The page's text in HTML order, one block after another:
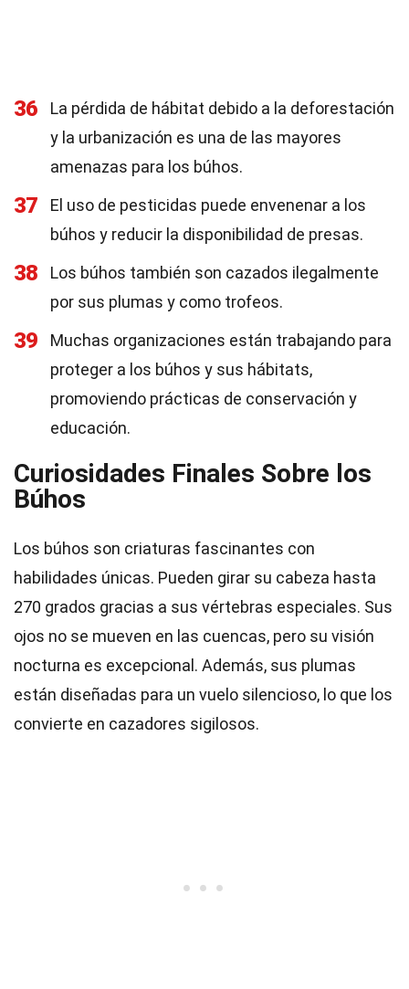
36
La pérdida de hábitat debido a la deforestación
y la urbanización es una de las mayores
amenazas para los búhos.
37
El uso de pesticidas puede envenenar a los
búhos y reducir la disponibilidad de presas.
38
Los búhos también son cazados ilegalmente
por sus plumas y como trofeos.
39
Muchas organizaciones están trabajando para
proteger a los búhos y sus hábitats,
promoviendo prácticas de conservación y
educación.
Curiosidades Finales Sobre los
Búhos
Los búhos son criaturas fascinantes con
habilidades únicas. Pueden girar su cabeza hasta
270 grados gracias a sus vértebras especiales. Sus
ojos no se mueven en las cuencas, pero su visión
nocturna es excepcional. Además, sus plumas
están diseñadas para un vuelo silencioso, lo que los
convierte en cazadores sigilosos.